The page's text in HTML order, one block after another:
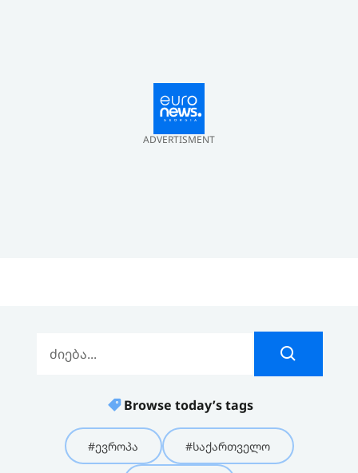
ADVERTISMENT
Browse today’s tags
#ევროპა #საქართველო